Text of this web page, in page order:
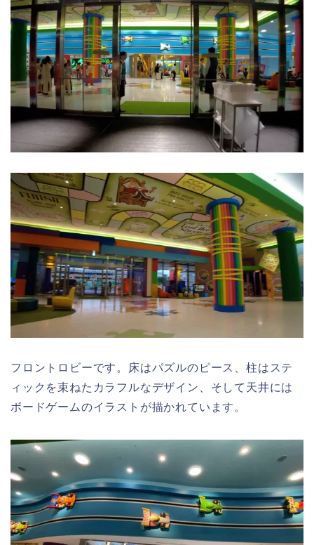
フロントロビーです。床はパズルのピース、柱はステ
ィックを束ねたカラフルなデザイン、そして天井には
ボードゲームのイラスト が描かれています。